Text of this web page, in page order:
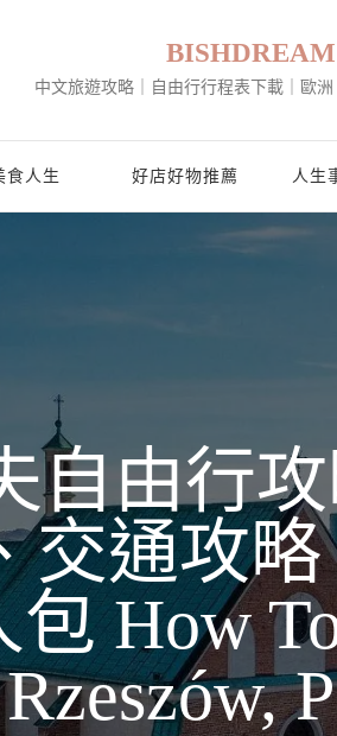
BISHDREAM
中文旅遊攻略｜自由行行程表下載｜歐
食人生 好店好物推薦 人生
自由行攻
交通攻
How
Rzeszów,